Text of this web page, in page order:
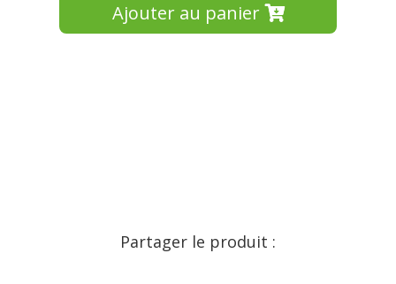
Ajouter au panier
Partager le produit :